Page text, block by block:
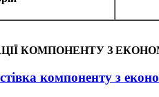
КОМПОНЕНТУ З
компоненту з